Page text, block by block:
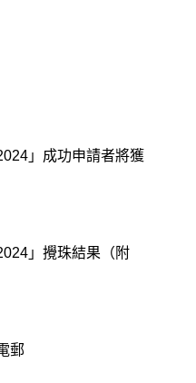
」成功申請者將獲
」攪珠結果（附
郵